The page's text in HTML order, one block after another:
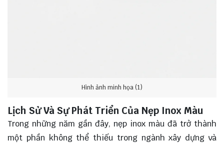
Hình ảnh minh họa (1)
Lịch Sử Và Sự Phát Triển Của Nẹp Inox Màu
Trong những năm gần đây, nẹp inox màu đã trở thành
một phần không thể thiếu trong ngành xây dựng và